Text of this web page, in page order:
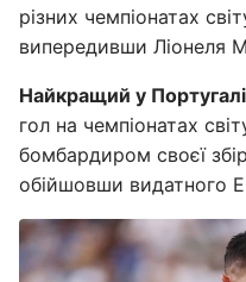
різних чемпіонатах
випередивши Ліонеля
Найкращий у
гол на чемпіонатах
бомбардиром своєї
обійшовши видатного